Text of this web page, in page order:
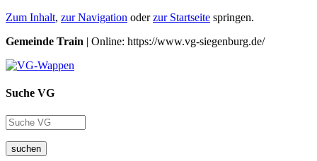
Zum Inhalt, zur Navigation oderzur Startseite springen.
Gemeinde Train | Online: https://www.vg-siegenburg.de/
Suche VG
suchen